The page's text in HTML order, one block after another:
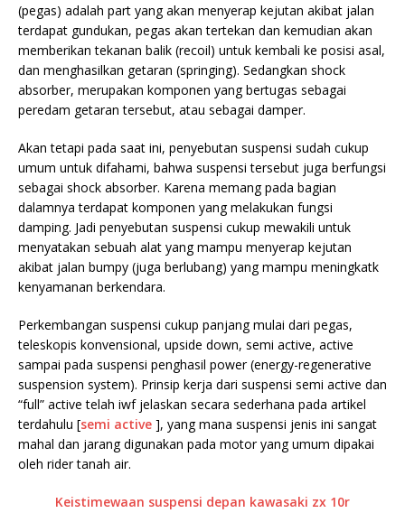
(pegas) adalah part yang akan menyerap kejutan akibat jalan
terdapat gundukan, pegas akan tertekan dan kemudian akan
memberikan tekanan balik (recoil) untuk kembali ke posisi asal,
dan menghasilkan getaran (springing). Sedangkan shock
absorber, merupakan komponen yang bertugas sebagai
peredam getaran tersebut, atau sebagai damper.
Akan tetapi pada saat ini, penyebutan suspensi sudah cukup
umum untuk difahami, bahwa suspensi tersebut juga berfungsi
sebagai shock absorber. Karena memang pada bagian
dalamnya terdapat komponen yang melakukan fungsi
damping. Jadi penyebutan suspensi cukup mewakili untuk
menyatakan sebuah alat yang mampu menyerap kejutan
akibat jalan bumpy (juga berlubang) yang mampu meningkatk
kenyamanan berkendara.
Perkembangan suspensi cukup panjang mulai dari pegas,
teleskopis konvensional, upside down, semi active, active
sampai pada suspensi penghasil power (energy-regenerative
suspension system). Prinsip kerja dari suspensi semi active dan
“full” active telah iwf jelaskan secara sederhana pada artikel
terdahulu [semi active ], yang mana suspensi jenis ini sangat
mahal dan jarang digunakan pada motor yang umum dipakai
oleh rider tanah air.
Keistimewaan suspensi depan kawasaki zx 10r